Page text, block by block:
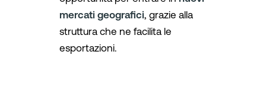
mercati geografici, grazie alla
struttura che ne facilita le
esportazioni.